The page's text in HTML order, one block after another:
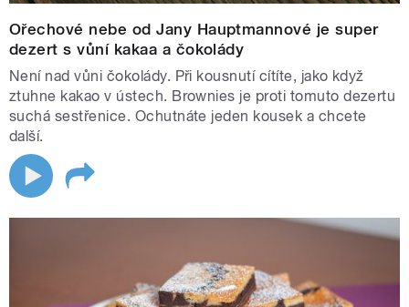
Ořechové nebe od Jany Hauptmannové je super
dezert s vůní kakaa a čokolády
Není nad vůni čokolády. Při kousnutí cítíte, jako když
ztuhne kakao v ústech. Brownies je proti tomuto dezertu
suchá sestřenice. Ochutnáte jeden kousek a chcete
další.